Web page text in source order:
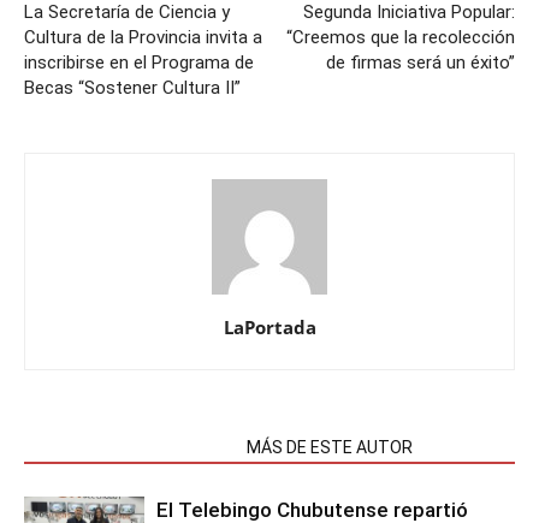
La Secretaría de Ciencia y
Cultura de la Provincia invita a
inscribirse en el Programa de
Becas “Sostener Cultura II”
Segunda Iniciativa Popular:
“Creemos que la recolección
de firmas será un éxito”
LaPortada
MÁS DE ESTE AUTOR
El Telebingo Chubutense repartió